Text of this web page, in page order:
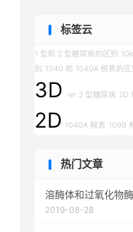
标签云
1 型和 2 型糖尿病的区别 10k
别
1040 和 1040A 税表的区
3D -er 2 型糖尿病 2D
2D 1040A 税表 1099
热门文章
溶酶体和过氧化物
2019-08-28